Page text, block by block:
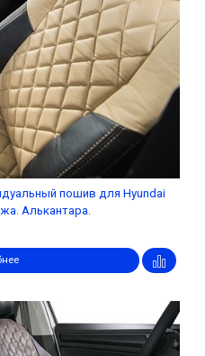
пошив для Hyundai
Алькантара.